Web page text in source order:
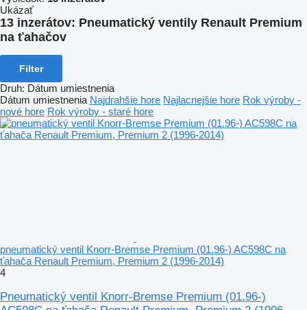
Ukázať
13 inzerátov: Pneumatický ventily Renault Premium
na ťahačov
Filter
Druh: Dátum umiestnenia
Dátum umiestnenia Najdrahšie hore Najlacnejšie hore Rok výroby -
nové hore Rok výroby - staré hore
pneumatický ventil Knorr-Bremse Premium (01.96-) AC598C na
ťahača Renault Premium, Premium 2 (1996-2014)
4
Pneumatický ventil Knorr-Bremse Premium (01.96-)